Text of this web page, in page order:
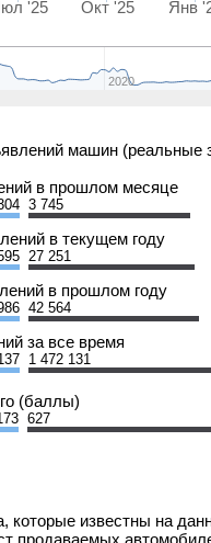
'25 Окт '25 Янв
2020
машин (реальные
в прошлом месяце
3 745
в текущем году
27 251
в прошлом году
42 564
за все время
1 472 131
(баллы)
627
которые известны на
продаваемых